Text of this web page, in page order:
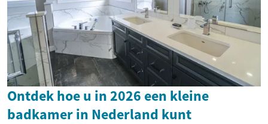
Ontdek hoe u in 2026 een kleine
badkamer in Nederland kunt